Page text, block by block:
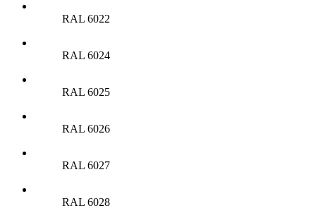
RAL 6022
RAL 6024
RAL 6025
RAL 6026
RAL 6027
RAL 6028